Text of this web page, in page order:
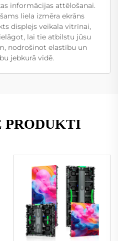
informācijas attēlošanai.
liela izmēra ekrāns
displejs veikala vitrīnai,
lai tie atbilstu jūsu
nodrošinot elastību un
jebkurā vidē.
PRODUKTI